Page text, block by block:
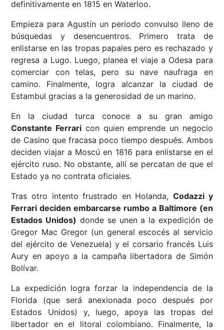
definitivamente en 1815 en Waterloo.
Empieza para Agustín un periodo convulso lleno de
búsquedas y desencuentros. Primero trata de
enlistarse en las tropas papales pero es rechazado y
regresa a Lugo. Luego, planea el viaje a Odesa para
comerciar con telas, pero su nave naufraga en
camino. Finalmente, logra alcanzar la ciudad de
Estambul gracias a la generosidad de un marino.
En la ciudad turca conoce a su gran amigo
Constante Ferrari con quien emprende un negocio
de Casino que fracasa poco tiempo después. Ambos
deciden viajar a Moscú en 1816 para enlistarse en el
ejército ruso. No obstante, allí se percatan de que el
Estado ya no contrata oficiales.
Tras otro intento frustrado en Holanda, Codazzi y
Ferrari deciden embarcarse rumbo a Baltimore (en
Estados Unidos) donde se unen a la expedición de
Gregor Mac Gregor (un general escocés al servicio
del ejército de Venezuela) y el corsario francés Luis
Aury en apoyo a la campaña libertadora de Simón
Bolívar.
La expedición logra forzar la independencia de la
Florida (que será anexionada poco después por
Estados Unidos) y, luego, apoya las tropas del
libertador en el litoral colombiano. Finalmente, la